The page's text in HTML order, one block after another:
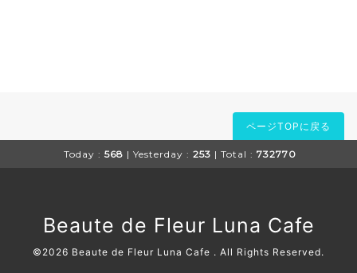
ページTOPに戻る
Today : 568 | Yesterday : 253 | Total : 732770
Beaute de Fleur Luna Cafe
©2026 Beaute de Fleur Luna Cafe . All Rights Reserved.